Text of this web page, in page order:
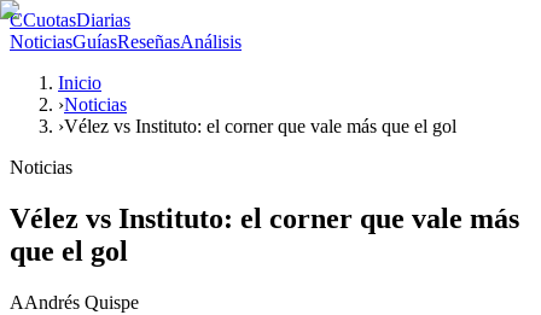
CCuotasDiarias
NoticiasGuíasReseñasAnálisis
Inicio
›Noticias
›Vélez vs Instituto: el corner que vale más que el gol
Noticias
Vélez vs Instituto: el corner que vale más
que el gol
AAndrés Quispe